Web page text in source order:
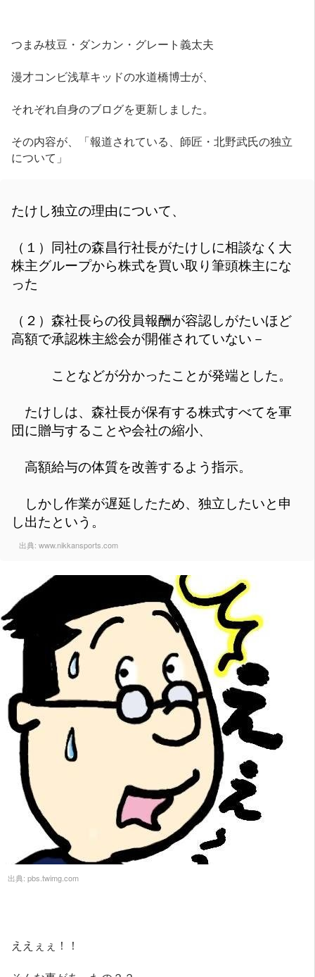
つまみ枝豆・ダンカン・グレート義太夫
漫才コンビ浅草キッドの水道橋博士が、
それぞれ自身のブログを更新しました。
その内容が、「報道されている、師匠・北野武氏の独立
について」
たけし独立の理由について、
（１）同社の森昌行社長がたけしに相談なく大
株主グループから株式を買い取り筆頭株主にな
った
（２）森社長らの役員報酬が容認しがたいほど
高額で承認株主総会が開催されていない－
ことなどが分かったことが発端とした。
たけしは、森社長が保有する株式すべてを軍
団に贈与することや会社の縮小、
高額給与の体質を改善するよう指示。
しかし作業が遅延したため、独立したいと申
し出たという。
出典: www.nikkansports.com
出典: pbs.twimg.com
ええぇぇ！！